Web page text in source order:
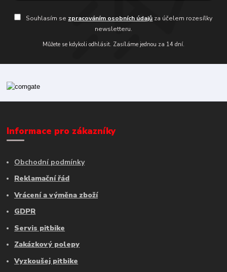
Souhlasím se zpracováním osobních údajů za účelem rozesílky
newsletteru.
Můžete se kdykoli odhlásit. Zasíláme jednou za 14 dní.
Informace pro zákazníky
Obchodní podmínky
Reklamační řád
Vrácení a výměna zboží
GDPR
Servis pitbike
Zakázkový polepy
Vyzkoušej pitbike